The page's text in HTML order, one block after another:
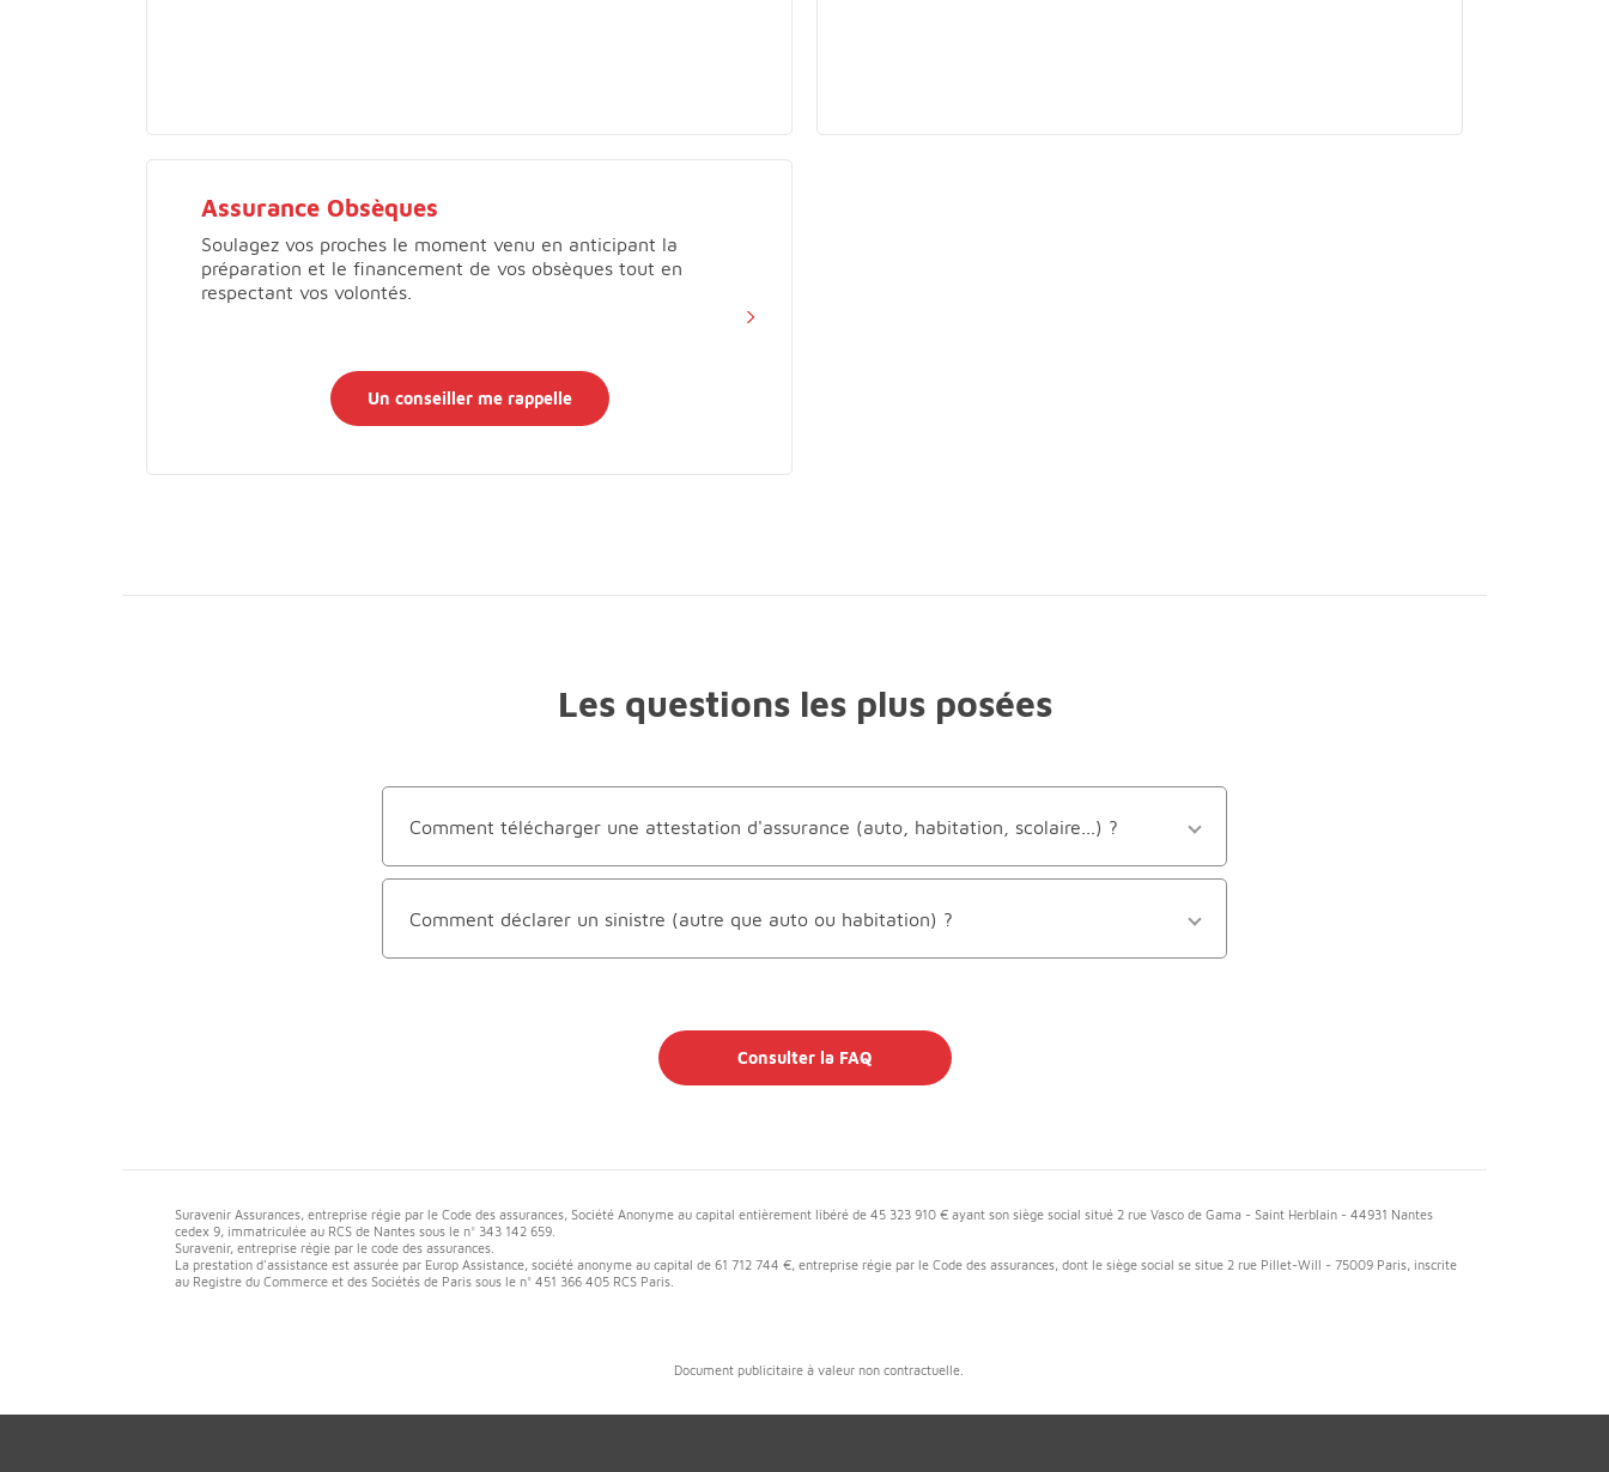
Assurance Obsèques
Soulagez vos proches le moment venu en anticipant la
préparation et le financement de vos obsèques tout en
respectant vos volontés.
Un conseiller me rappelle
Les questions les plus posées
Comment télécharger une attestation d'assurance (auto, habitation, scolaire...) ?
Comment déclarer un sinistre (autre que auto ou habitation) ?
Consulter la FAQ
Suravenir Assurances, entreprise régie par le Code des assurances, Société Anonyme au capital entièrement libéré de 45 323 910 € ayant son siège social situé 2 rue Vasco de Gama - Saint Herblain - 44931 Nantes
cedex 9, immatriculée au RCS de Nantes sous le n° 343 142 659.
Suravenir, entreprise régie par le code des assurances.
La prestation d'assistance est assurée par Europ Assistance, société anonyme au capital de 61 712 744 €, entreprise régie par le Code des assurances, dont le siège social se situe 2 rue Pillet-Will - 75009 Paris, inscrite
au Registre du Commerce et des Sociétés de Paris sous le n° 451 366 405 RCS Paris.
Document publicitaire à valeur non contractuelle.